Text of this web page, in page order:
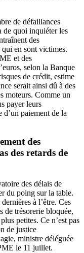
de défaillances
de quoi inquiéter les
des
qui en sont victimes.
et des
selon la Banque
de crédit, estime
serait ainsi dû à des
moteurs. Comme un
payer leurs
d’un paiement de la
des
des retards de
des délais de
du poing sur la table.
à l’être. Ces
de trésorerie bloquée,
petites. Ce n’est pas
de justice
ministre déléguée
le 11 juillet.